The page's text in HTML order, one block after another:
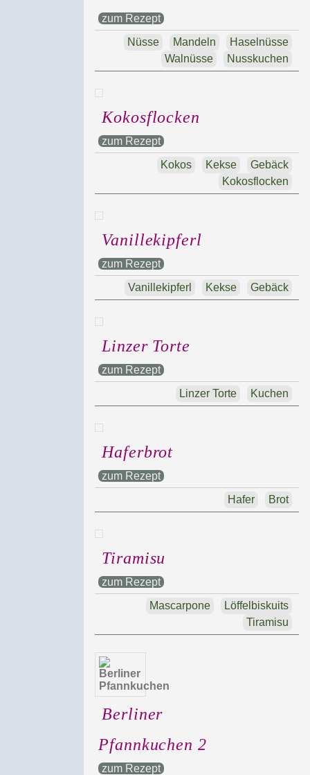
zum Rezept
Haselnüsse
Mandeln
Nüsse
Nusskuchen
Walnüsse
Kokosflocken
zum Rezept
Gebäck
Kekse
Kokos
Kokosflocken
Vanillekipferl
zum Rezept
Gebäck
Kekse
Vanillekipferl
Linzer Torte
zum Rezept
Kuchen
Linzer Torte
Haferbrot
zum Rezept
Brot
Hafer
Tiramisu
zum Rezept
Löffelbiskuits
Mascarpone
Tiramisu
Berliner
Pfannkuchen 2
zum Rezept